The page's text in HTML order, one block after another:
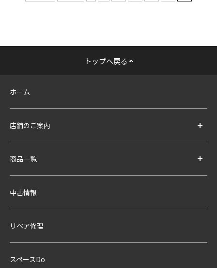
トップへ戻る
ホーム
店舗のご案内
商品一覧
中古情報
リペア修理
スペースDo